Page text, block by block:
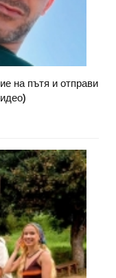
на пътя и отправи